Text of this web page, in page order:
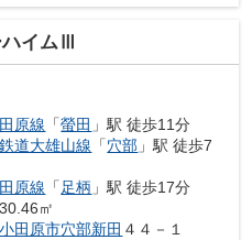
イムⅢ
原線 「螢田 」駅 徒歩11分
道大雄山線 「穴部 」駅 徒歩7
原線 「 足柄 」駅 徒歩17分
㎡
小田原市穴部新田 ４４－１